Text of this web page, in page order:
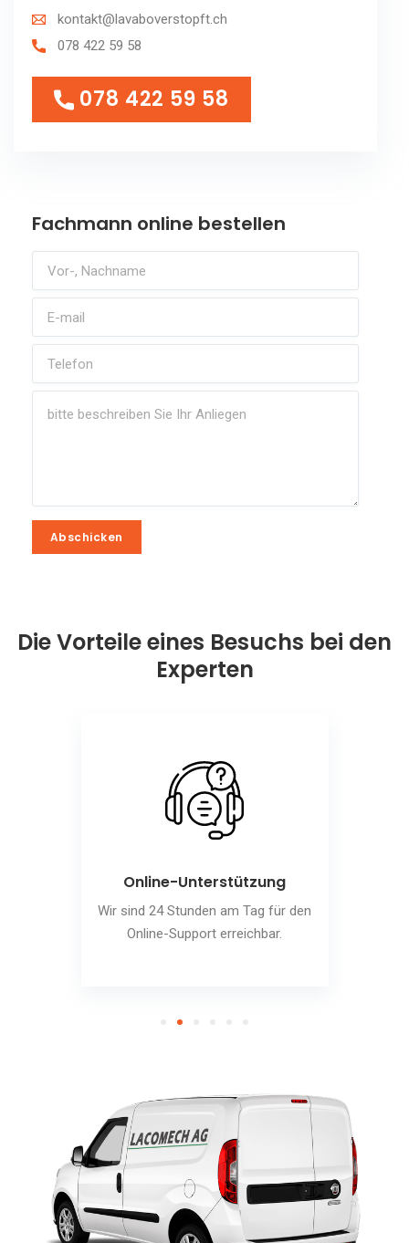
kontakt@lavaboverstopft.ch
078 422 59 58
078 422 59 58
078 422 59 58
Fachmann online bestellen
Abschicken
Abschicken
Die Vorteile eines Besuchs bei den
Experten
Online-Unterstützung
Wir sind 24 Stunden am Tag für den
Online-Support erreichbar.